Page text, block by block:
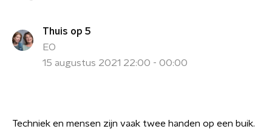
Thuis op 5
EO
15 augustus 2021 22:00 - 00:00
Techniek en mensen zijn vaak twee handen op een buik.